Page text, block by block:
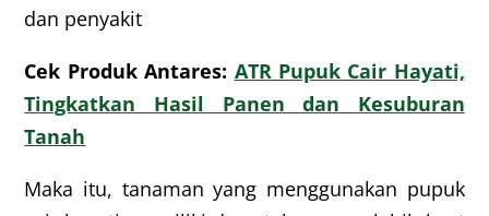
dan penyakit
Cek Produk Antares: ATR Pupuk Cair Hayati,
Tingkatkan Hasil Panen dan Kesuburan
Tanah
Maka itu, tanaman yang menggunakan pupuk